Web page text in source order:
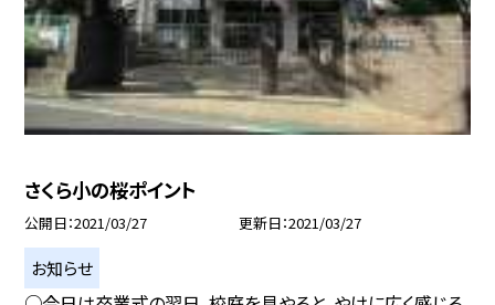
さくら小の桜ポイント
公開日 2021/03/27 更新日 2021/03/27
お知らせ